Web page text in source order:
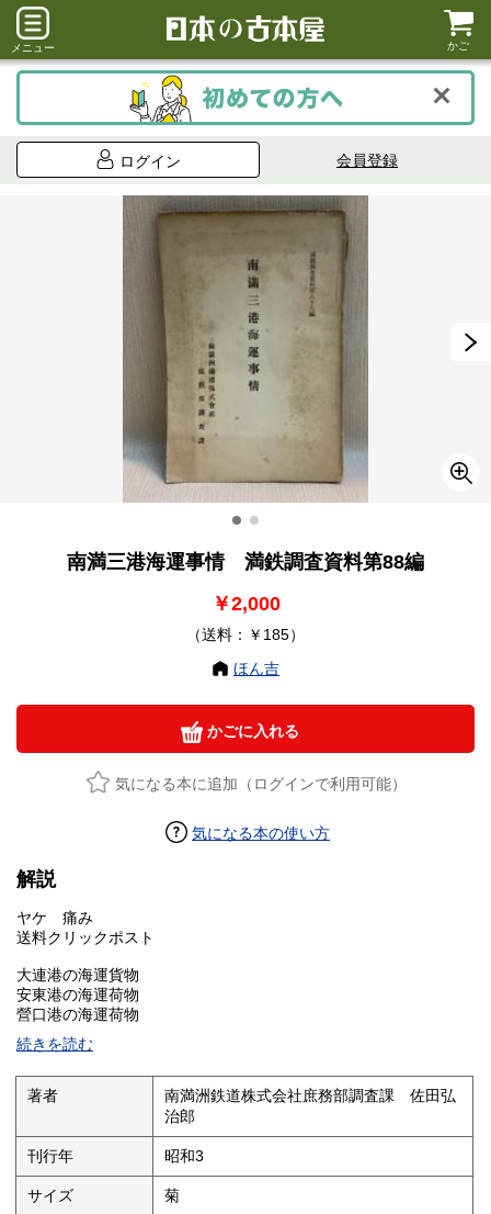
メニュー かご
ログイン 会員登録
南満三港海運事情 満鉄調査資料第88編
￥2,000
（送料：￥185）
ほん吉
かごに入れる
気になる本に追加（ログインで利用可能）
気になる本の使い方
解説
ヤケ 痛み
送料クリックポスト
大連港の海運貨物
安東港の海運荷物
營口港の海運荷物
続きを読む
著者
南満洲鉄道株式会社庶務部調査課 佐田弘
治郎
刊行年 昭和3
サイズ 菊